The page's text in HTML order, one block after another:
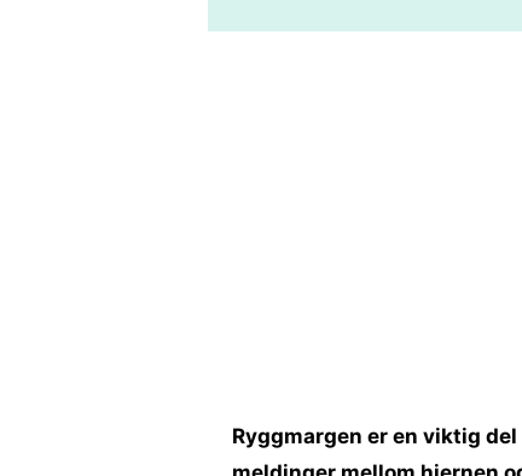
Ryggmargen er en viktig